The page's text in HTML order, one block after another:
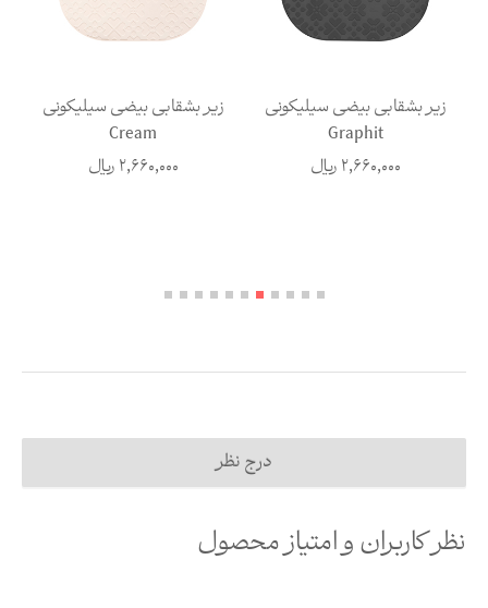
زیر بشقابی بیضی سیلیکونی
Cream
2,660,000ریال
زیر بشقابی بیضی سیلیکونی
Mint
2,660,000ریال
نظر کاربران و امتیاز محصول
درج نظر